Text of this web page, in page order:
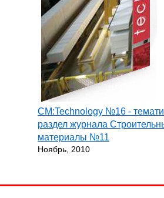
СМ:Technology №16 -
раздел журнала
материалы №11
Ноябрь, 2010